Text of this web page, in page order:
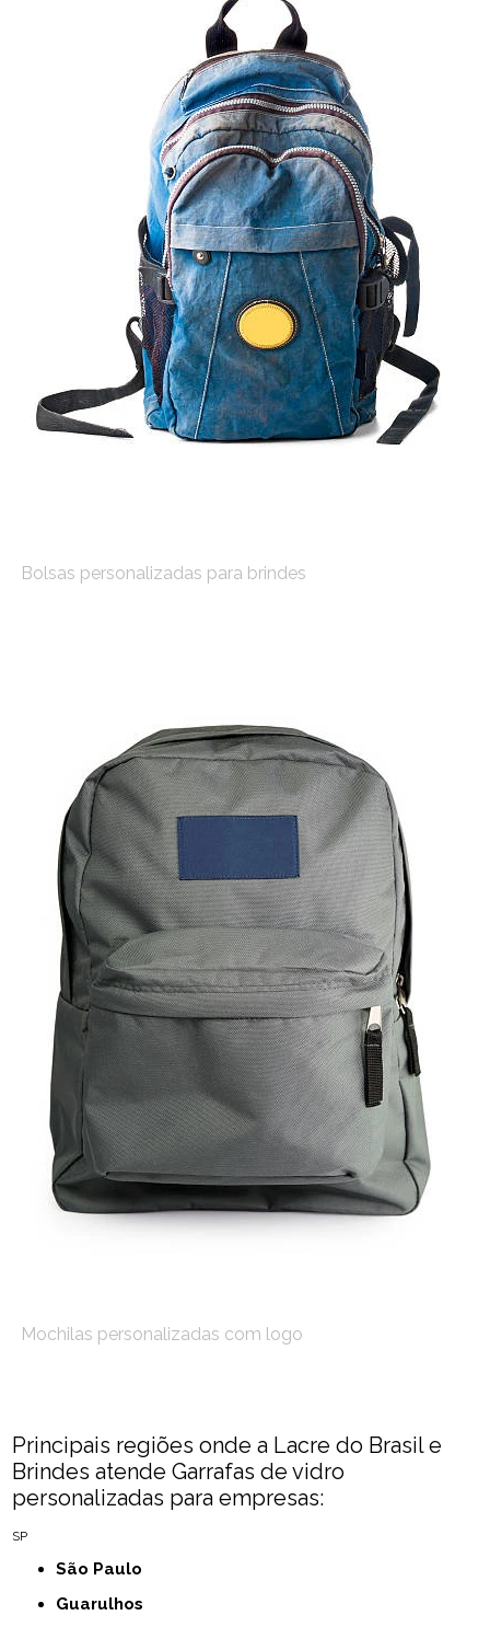
Bolsas personalizadas para brindes
Mochilas personalizadas com logo
Principais regiões onde a Lacre do Brasil e
Brindes atende Garrafas de vidro
personalizadas para empresas:
SP
São Paulo
Guarulhos